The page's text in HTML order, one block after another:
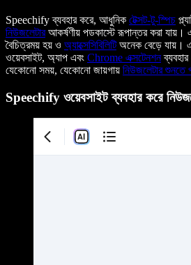
Speechify ব্যবহার করে, আধুনিক টেক্সট-টু-স্পিচ
নিউজলেটারআকর্ষণীয় পডকাস্টে রূপান্তর করা
বৈচিত্রময় হয় ও অ্যাক্সেসিবিলিটিঅনেক বেড়ে যায়।
ওয়েবসাইট, অ্যাপ এবং Chrome এক্সটেনশন
যেকোনো সময়, যেকোনো জায়গায় নিউজলেটার শুনতে
Speechify ওয়েবসাইট ব্যবহার করে